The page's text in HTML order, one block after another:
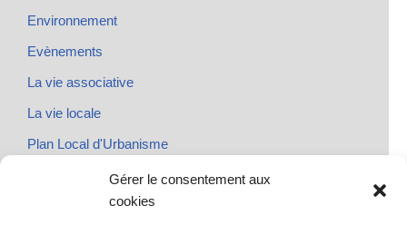
Gérer le consentement aux
cookies
Environnement
Evènements
La vie associative
La vie locale
Plan Local d'Urbanisme